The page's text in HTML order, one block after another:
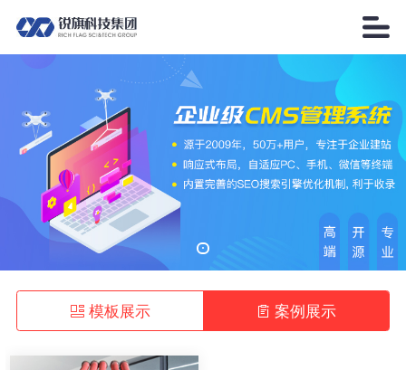

 模板展示  案例展示